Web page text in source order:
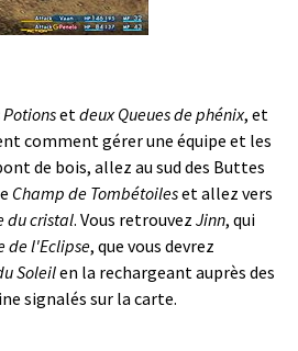
etdeux Queues de phénix, et
comment gérer une équipe et les
de bois, allez au sud des Buttes
Champ de Tombétoileset allez vers
du cristal. Vous retrouvez Jinn, qui
de l'Eclipse, que vous devrez
Soleilen la rechargeant auprès des
signalés sur la carte.